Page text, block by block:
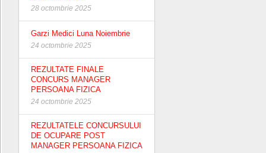
28 octombrie 2025
Garzi Medici Luna Noiembrie
24 octombrie 2025
REZULTATE FINALE
CONCURS MANAGER
PERSOANA FIZICA
24 octombrie 2025
REZULTATELE CONCURSULUI
DE OCUPARE POST
MANAGER PERSOANA FIZICA